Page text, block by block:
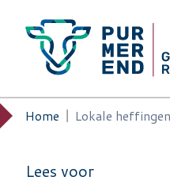
Kruimelpad
Home Lokale
Lees voor